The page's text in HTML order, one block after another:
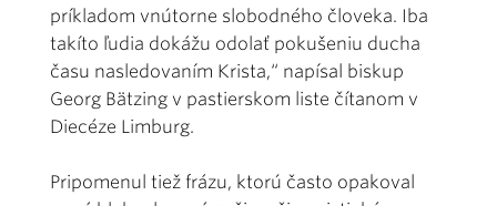
príkladom vnútorne slobodného človeka. Iba
takíto ľudia dokážu odolať pokušeniu ducha
času nasledovaním Krista,“ napísal biskup
Georg Bätzing v pastierskom liste čítanom v
Diecéze Limburg.
Pripomenul tiež frázu, ktorú často opakoval